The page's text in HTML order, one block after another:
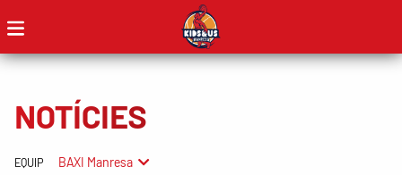
NOTÍCIES
EQUIP BAXI Manresa